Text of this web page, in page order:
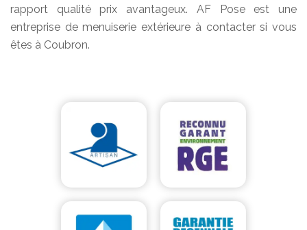
rapport qualité prix avantageux. AF Pose est une
entreprise de menuiserie extérieure à contacter si vous
êtes à Coubron.